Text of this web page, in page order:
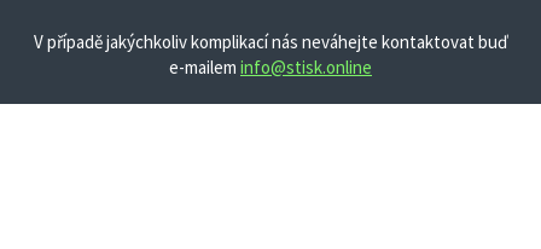
V případě jakýchkoliv komplikací nás neváhejte kontaktovat buď
e-mailem info@stisk.online